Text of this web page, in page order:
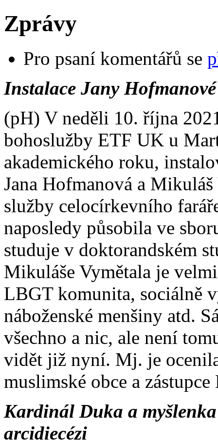
Zprávy
Pro psaní komentářů se
Instalace Jany
(pH) V neděli 10. října
bohoslužby ETF UK u
akademického roku,
Jana Hofmanová a
služby celocírkevního
naposledy působila ve
studuje v doktorandském
Mikuláše Vymětala je
LBGT komunita, sociálně
náboženské menšiny atd.
všechno a nic, ale není
vidět již nyní. Mj. je
muslimské obce a zástupce
Kardinál Duka a
arcidiecézi